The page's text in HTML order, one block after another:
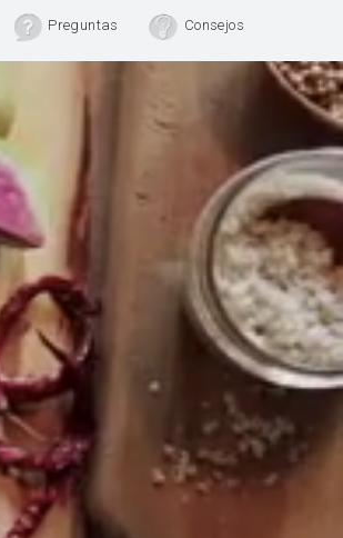
Preguntas Consejos